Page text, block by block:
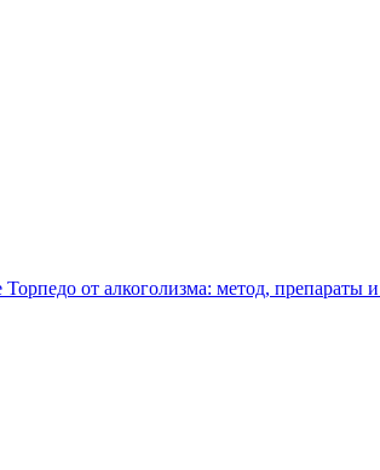
от алкоголизма: метод, препараты